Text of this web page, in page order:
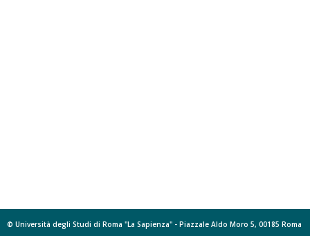
© Università degli Studi di Roma "La Sapienza" - Piazzale Aldo Moro 5, 00185 Roma